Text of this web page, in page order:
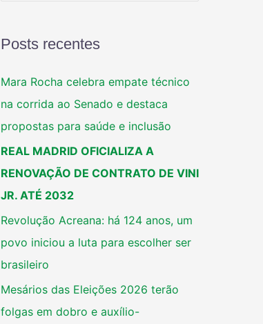
Posts recentes
Mara Rocha celebra empate técnico
na corrida ao Senado e destaca
propostas para saúde e inclusão
REAL MADRID OFICIALIZA A
RENOVAÇÃO DE CONTRATO DE VINI
JR. ATÉ 2032
Revolução Acreana: há 124 anos, um
povo iniciou a luta para escolher ser
brasileiro
Mesários das Eleições 2026 terão
folgas em dobro e auxílio-